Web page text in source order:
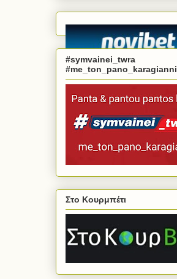
#symvainei_twra
#me_ton_pano_karagianni
Στο Κουρμπέτι